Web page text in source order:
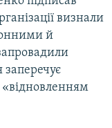
визнали
й
заперечує
«відновленням